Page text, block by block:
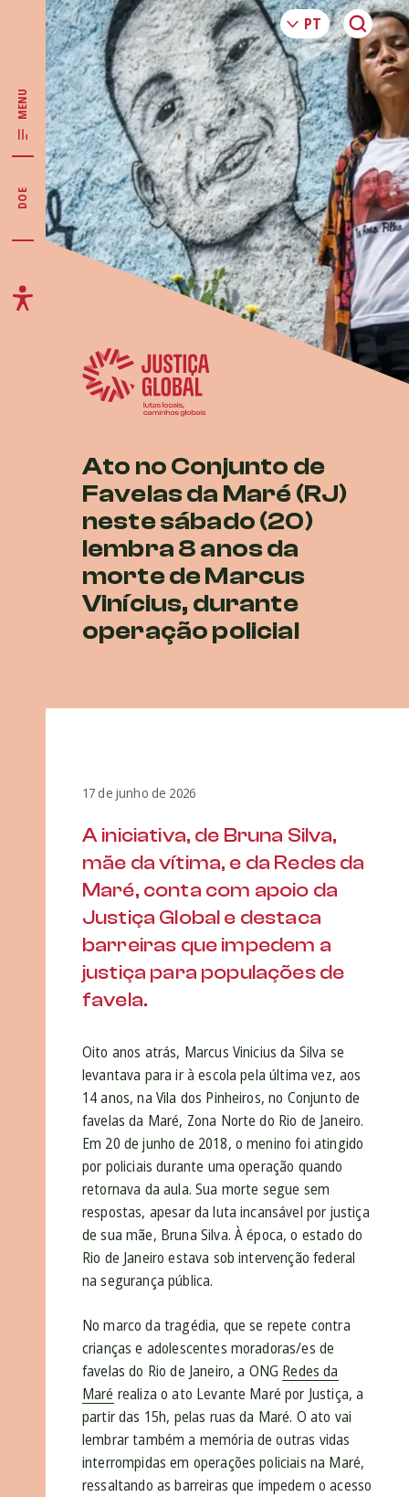
MENU
DOE
Ato no Conjunto de
Favelas da Maré (RJ)
neste sábado (20)
lembra 8 anos da
morte de Marcus
Vinícius, durante
operação policial
17 de junho de 2026
A iniciativa, de Bruna Silva,
mãe da vítima, e da Redes da
Maré, conta com apoio da
Justiça Global e destaca
barreiras que impedem a
justiça para populações de
favela.
Oito anos atrás, Marcus Vinicius da Silva se
levantava para ir à escola pela última vez, aos
14 anos, na Vila dos Pinheiros, no Conjunto de
favelas da Maré, Zona Norte do Rio de Janeiro.
Em 20 de junho de 2018, o menino foi atingido
por policiais durante uma operação quando
retornava da aula. Sua morte segue sem
respostas, apesar da luta incansável por justiça
de sua mãe, Bruna Silva. À época, o estado do
Rio de Janeiro estava sob intervenção federal
na segurança pública.
No marco da tragédia, que se repete contra
crianças e adolescentes moradoras/es de
favelas do Rio de Janeiro, a ONG Redes da
Maré realiza o ato Levante Maré por Justiça, a
partir das 15h, pelas ruas da Maré. O ato vai
lembrar também a memória de outras vidas
interrompidas em operações policiais na Maré,
ressaltando as barreiras que impedem o acesso